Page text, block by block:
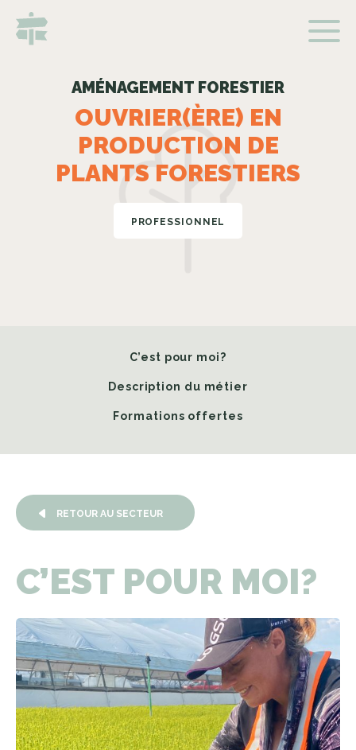
AMÉNAGEMENT FORESTIER
OUVRIER(ÈRE) EN
PRODUCTION DE
PLANTS FORESTIERS
PROFESSIONNEL
C’est pour moi?
Description du métier
Formations offertes
RETOUR AU SECTEUR
C’EST POUR MOI?